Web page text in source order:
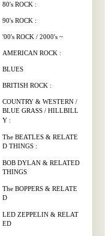
80's ROCK :
90's ROCK :
'00's ROCK / 2000's ~
AMERICAN ROCK :
BLUES
BRITISH ROCK :
COUNTRY & WESTERN /
BLUE GRASS / HILLBILL
Y :
The BEATLES & RELATE
D THINGS :
BOB DYLAN & RELATED
THINGS
The BOPPERS & RELATE
D
LED ZEPPELIN & RELAT
ED